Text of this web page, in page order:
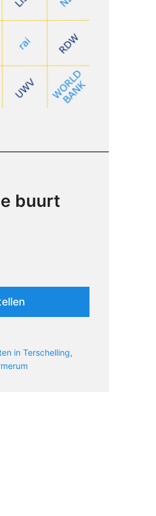
buurt
in Terschelling,